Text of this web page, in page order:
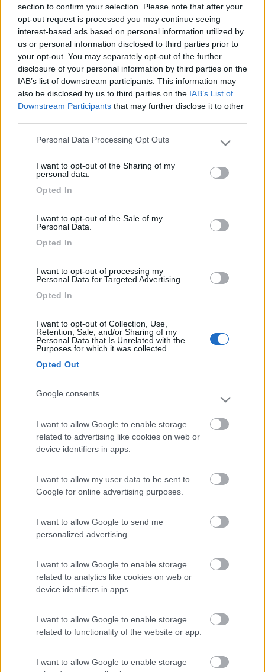
section to confirm your selection. Please note that after your
opt-out request is processed you may continue seeing
interest-based ads based on personal information utilized by
us or personal information disclosed to third parties prior to
your opt-out. You may separately opt-out of the further
disclosure of your personal information by third parties on the
IAB’s list of downstream participants. This information may
also be disclosed by us to third parties on the IAB’s List of
Downstream Participants that may further disclose it to other
Please note that this website/app uses one or more Google
not limited to your visit or usage behaviour. You may click to
use your data for below specified purposes in below Google
Personal Data Processing Opt Outs
I want to opt-out of the Sharing of my
personal data.
Opted In
I want to opt-out of the Sale of my
Personal Data.
Opted In
I want to opt-out of processing my
Personal Data for Targeted Advertising.
Opted In
I want to opt-out of Collection, Use,
Retention, Sale, and/or Sharing of my
Personal Data that Is Unrelated with the
Purposes for which it was collected.
Opted Out
Google consents
I want to allow Google to enable storage
related to advertising like cookies on web or
device identifiers in apps.
I want to allow my user data to be sent to
Google for online advertising purposes.
I want to allow Google to send me
personalized advertising.
I want to allow Google to enable storage
related to analytics like cookies on web or
device identifiers in apps.
I want to allow Google to enable storage
related to functionality of the website or app.
I want to allow Google to enable storage
Meglio prevenire.
impiegatodel...
30973
Inserito il 07/10/2022 alle:15:05:33
In risposta al messaggio di del 07/10/2022
14:38:46
Buon giorno essendo completamente incompetente in materia se si
motore?? Ringrazio in anticipo tutti coloro che mi possano dare una
dover cambiare motore no, se va bene pieghi qualche valvola e
camme e supporti tanto da dover cambiare testata
franco49tn
Inserito il07/10/2022 alle:18:55:36
Forse leggendo questo sotto , potrai farti idea di
che cosa possa succedere in quel caso.
https://baiadellaconoscenza.com...
ledzep
se si rompe in marcia spendi come minimo 2000 euro. Se hai
Se è vecchia cambiala.
2189
Inserito il07/10/2022 alle:21:26:22
ricordi fin che campi. Intanto è molto probabile (direi certo) che